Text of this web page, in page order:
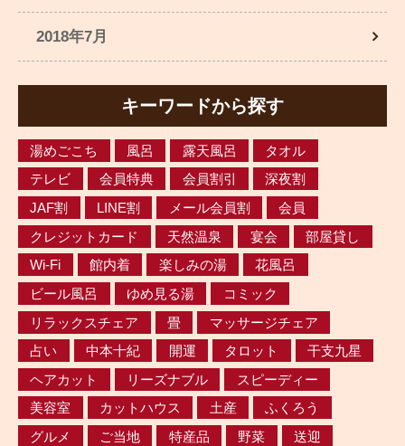
2018年7月
キーワードから探す
湯めごこち 風呂 露天風呂
タオル
テレビ
会員特典 会員割引
深夜割
JAF割
LINE割 メール会員割
会員
クレジットカード
天然温泉 宴会
部屋貸し
Wi-Fi
館内着 楽しみの湯
花風呂
ビール風呂
ゆめ見る湯
コミック
リラックスチェア
畳
マッサージチェア
占い
中本十紀 開運 タロット
干支九星
ヘアカット
リーズナブル
スピーディー
美容室
カットハウス 土産
ふくろう
グルメ
ご当地 特産品 野菜
送迎